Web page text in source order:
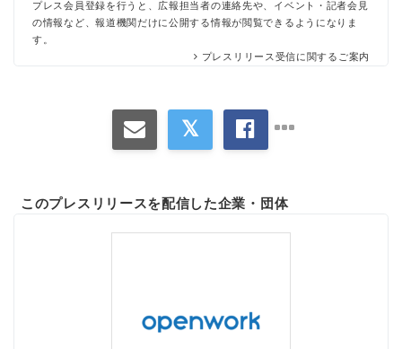
プレス会員登録を行うと、広報担当者の連絡先や、イベント・記者会見
の情報など、報道機関だけに公開する情報が閲覧できるようになりま
す。
プレスリリース受信に関するご案内
このプレスリリースを配信した企業・団体